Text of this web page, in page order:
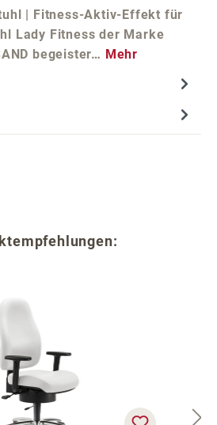
| Fitness-Aktiv-Effekt für
Lady Fitness der Marke
begeister… Mehr